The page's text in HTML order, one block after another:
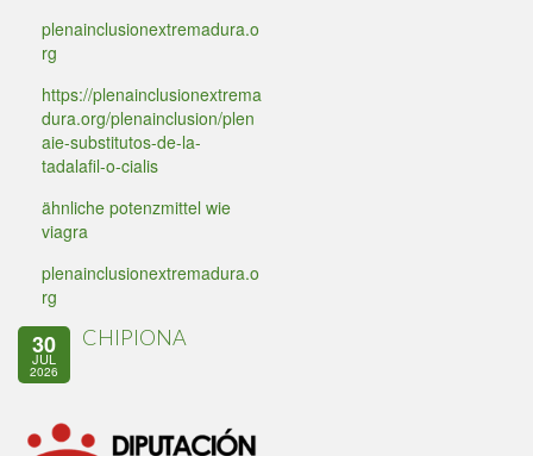
plenainclusionextremadura.o
rg
https://plenainclusionextrema
dura.org/plenainclusion/plen
aie-substitutos-de-la-
tadalafil-o-cialis
ähnliche potenzmittel wie
viagra
plenainclusionextremadura.o
rg
30
JUL
2026
CHIPIONA